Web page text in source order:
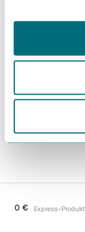
Inhalte
deiner
ändern. Weitere
0 € Express-